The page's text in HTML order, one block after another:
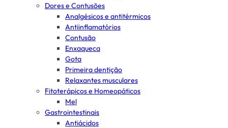
Dores e Contusões
Analgésicos e antitérmicos
Antiinflamatórios
Contusão
Enxaqueca
Gota
Primeira dentição
Relaxantes musculares
Fitoterápicos e Homeopáticos
Mel
Gastrointestinais
Antiácidos